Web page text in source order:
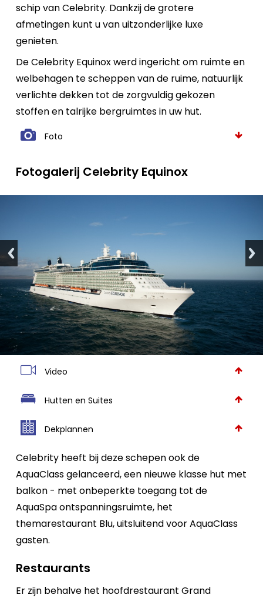
schip van Celebrity. Dankzij de grotere
afmetingen kunt u van uitzonderlijke luxe
genieten.
De Celebrity Equinox werd ingericht om ruimte en
welbehagen te scheppen van de ruime, natuurlijk
verlichte dekken tot de zorgvuldig gekozen
stoffen en talrijke bergruimtes in uw hut.
Foto
Fotogalerij Celebrity Equinox
Video
Hutten en Suites
Dekplannen
Celebrity heeft bij deze schepen ook de
AquaClass gelanceerd, een nieuwe klasse hut met
balkon - met onbeperkte toegang tot de
AquaSpa ontspanningsruimte, het
themarestaurant Blu, uitsluitend voor AquaClass
gasten.
Restaurants
Er zijn behalve het hoofdrestaurant Grand